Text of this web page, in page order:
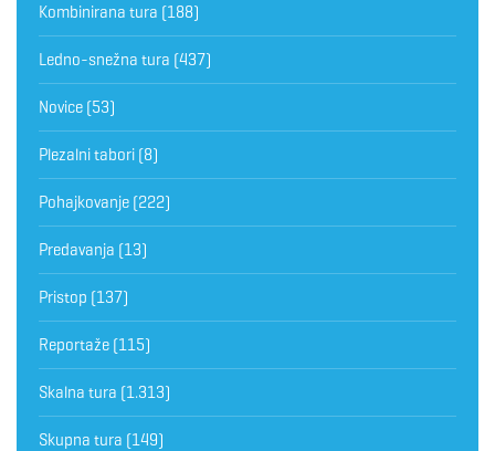
Kombinirana tura (188)
Ledno-snežna tura (437)
Novice (53)
Plezalni tabori (8)
Pohajkovanje (222)
Predavanja (13)
Pristop (137)
Reportaže (115)
Skalna tura (1.313)
Skupna tura (149)